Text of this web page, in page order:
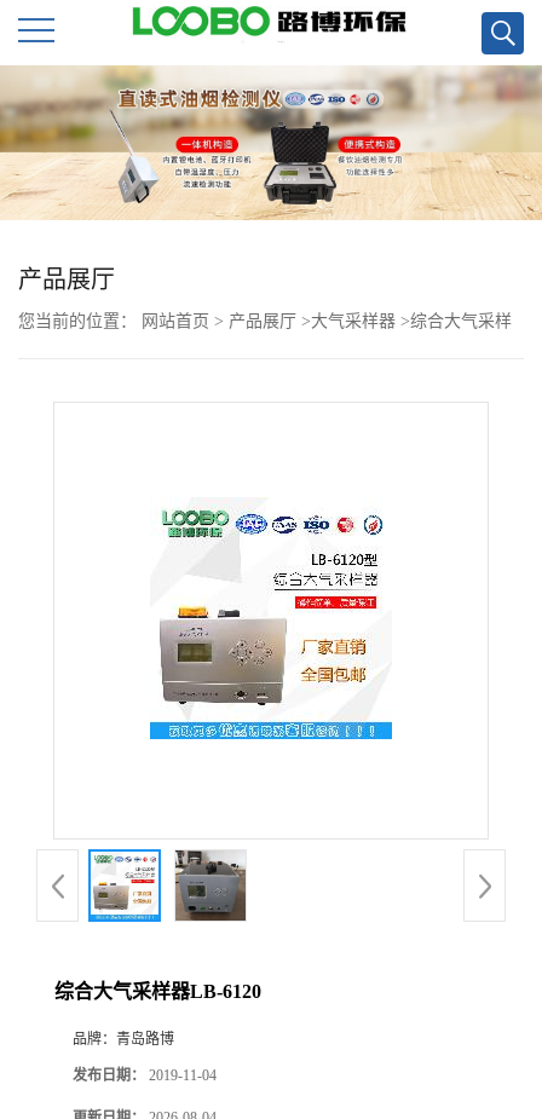
公
司
首
页
公
品
厅
产品展厅
您当前的位置： 网站首页 > 产品展厅 >大气采样器 >综合大气采样
综合大气采样器LB-6120
品牌： 青岛路博
发布日期： 2019-11-04